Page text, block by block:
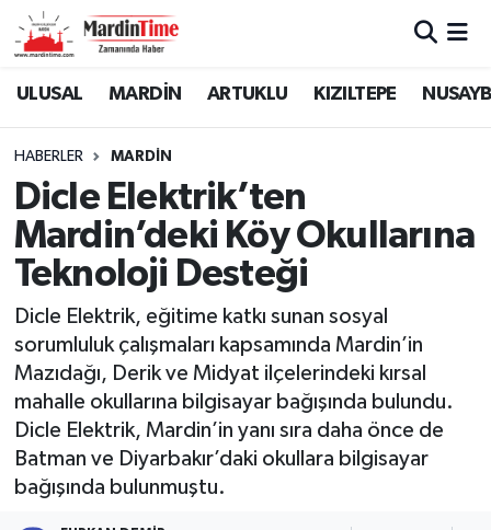
ULUSAL MARDİN ARTUKLU KIZILTEPE
HABERLER MARDİN
Dicle Elektrik’ten
Mardin’deki Köy Okullarına
Teknoloji Desteği
Dicle Elektrik, eğitime katkı sunan sosyal
sorumluluk çalışmaları kapsamında Mardin’in
Mazıdağı, Derik ve Midyat ilçelerindeki kırsal
mahalle okullarına bilgisayar bağışında bulundu.
Dicle Elektrik, Mardin’in yanı sıra daha önce de
Batman ve Diyarbakır’daki okullara bilgisayar
bağışında bulunmuştu.
Mardin Nöbetçi Eczaneler
Mardin Namaz Vakitleri
Mardin Trafik Yoğunluk Haritası
Süper Lig Puan Durumu ve Fikstür
Tüm Manşetler
Son Dakika Haberleri
Haber Arşivi